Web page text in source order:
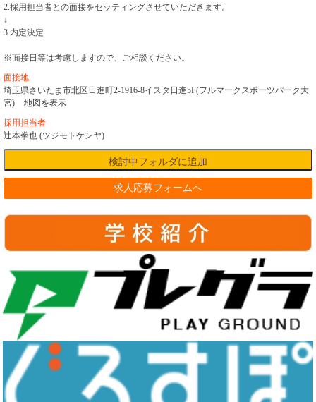
2.採用担当者との面接をセッティングさせていただきます。
↓
3.内定決定
※面接日等は考慮しますので、ご相談ください。
面接地
埼玉県さいたま市北区日進町2-1916-8イスタ日進5F(フルマークスポーツパーク大
宮)
地図を表示
採用担当者
辻本拳也 (ツジモトケンヤ)
求人応募フォームへ